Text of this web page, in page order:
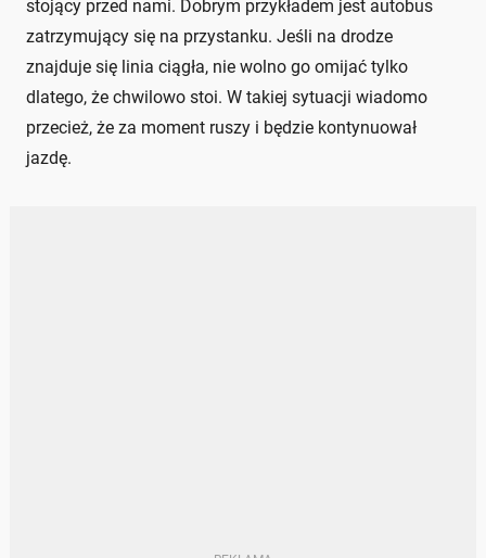
stojący przed nami. Dobrym przykładem jest autobus
zatrzymujący się na przystanku. Jeśli na drodze
znajduje się linia ciągła, nie wolno go omijać tylko
dlatego, że chwilowo stoi. W takiej sytuacji wiadomo
przecież, że za moment ruszy i będzie kontynuował
jazdę.